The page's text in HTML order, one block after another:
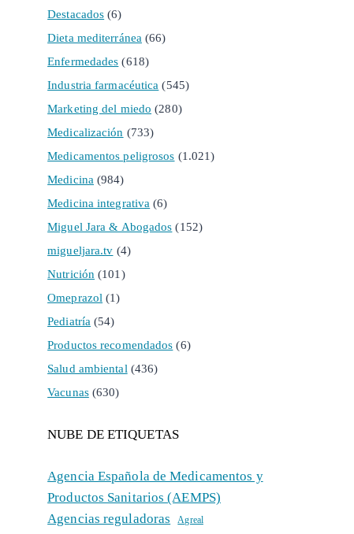
Destacados (6)
Dieta mediterránea (66)
Enfermedades (618)
Industria farmacéutica (545)
Marketing del miedo (280)
Medicalización (733)
Medicamentos peligrosos (1.021)
Medicina (984)
Medicina integrativa (6)
Miguel Jara & Abogados (152)
migueljara.tv (4)
Nutrición (101)
Omeprazol (1)
Pediatría (54)
Productos recomendados (6)
Salud ambiental (436)
Vacunas(630)
NUBE DE ETIQUETAS
Agencia Española de Medicamentos y
Productos Sanitarios (AEMPS)
Agencias reguladoras
Agreal